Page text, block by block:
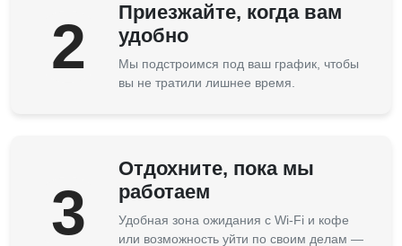
2
Приезжайте, когда вам
удобно
Мы подстроимся под ваш график, чтобы
вы не тратили лишнее время.
3
Отдохните, пока мы
работаем
Удобная зона ожидания с Wi-Fi и кофе
или возможность уйти по своим делам —